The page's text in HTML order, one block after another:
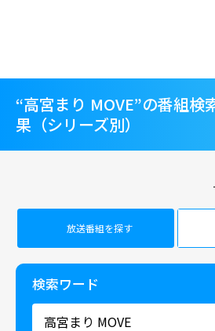
“高宮まり MOVE”の番組検
果（シリーズ別）
放送番組を探す
検索ワード